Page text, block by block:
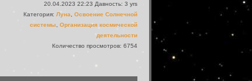
20.04.2023 22:23 Давность: 3 yrs
Категория: Луна
Освоение Солнечной
системы
Организация космической
деятельности
Количество просмотров: 6754